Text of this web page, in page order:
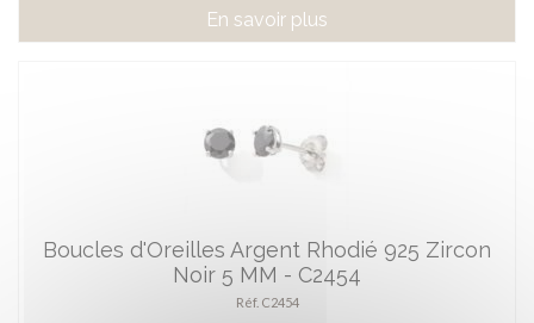
En savoir plus
Boucles d'Oreilles Argent Rhodié 925 Zircon
Noir 5 MM - C2454
Réf. C2454